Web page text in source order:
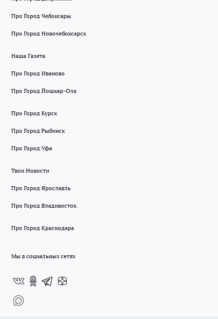
Про Город Чебоксары
Про Город Новочебоксарск
Наша Газета
Про Город Иваново
Про Город Йошкар-Ола
Про Город Курск
Про Город Рыбинск
Про Город Уфа
Твои Новости
Про Город Ярославль
Про Город Владивосток
Про Город Краснодара
Мы в социальных сетях